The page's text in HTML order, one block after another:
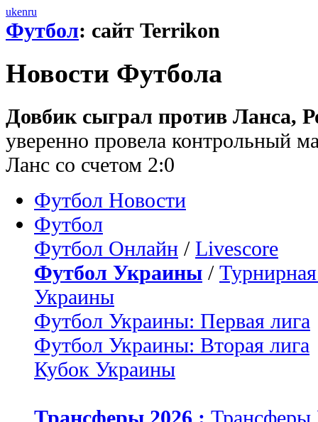
ukenru
Футбол: сайт Terrikon
Новости Футбола
Довбик сыграл против Ланса,
уверенно провела контрольный
Ланс со счетом 2:0
Футбол Новости
Футбол
Футбол Онлайн / Livescore
Футбол Украины /
Украины
Футбол Украины: Первая лига
Футбол Украины: Вторая лига
Кубок Украины
Трансферы 2026 :